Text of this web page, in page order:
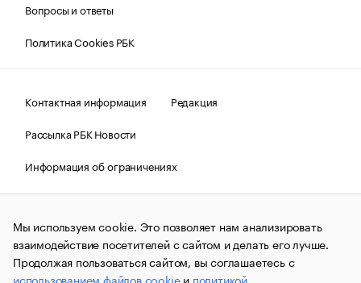
Вопросы и ответы
Политика Cookies РБК
Контактная информация
Редакция
Рассылка РБК Новости
Информация об ограничениях
Правовая информация
О соблюдении авторских прав
© АО «РОСБИЗНЕСКОНСАЛТИНГ»,1995–2026.Сообщения
и материалы информационного агентства «РБК»
(зарегистрировано Федеральной службой по надзору в сфере
связи, информационных технологий и массовых
коммуникаций (Роскомнадзор) 09.12.2015 за номером ИА
Мы используем cookie. Это позволяет нам анализировать
взаимодействие посетителей с сайтом и делать его лучше.
Продолжая пользоваться сайтом, вы соглашаетесь с
использованием файлов cookieи политикой